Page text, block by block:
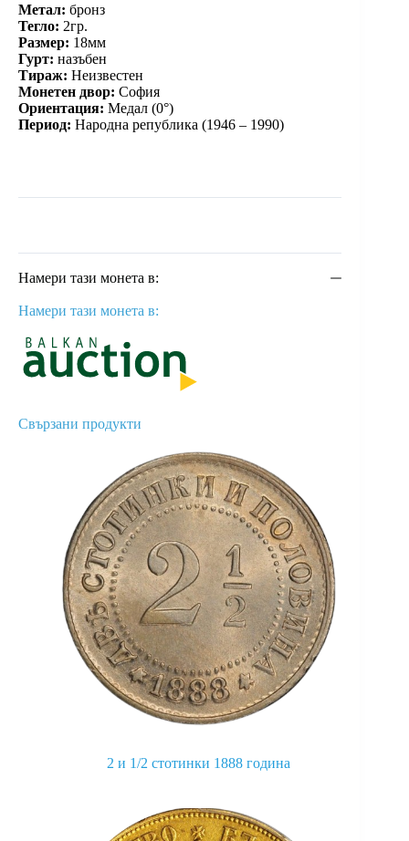
Метал: бронз
Тегло: 2гр.
Размер: 18мм
Гурт: назъбен
Тираж: Неизвестен
Монетен двор: София
Ориентация: Медал (0°)
Период: Народна република (1946 – 1990)
Намери тази монета в:
Намери тази монета в:
Свързани продукти
2 и 1/2 стотинки 1888 година
has
multiple